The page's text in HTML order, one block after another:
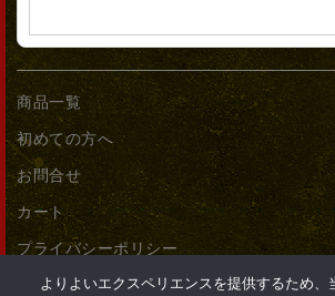
商品一覧
初めての方へ
お問合せ
カート
プライバシーポリシー
よりよいエクスペリエンスを提供するため、